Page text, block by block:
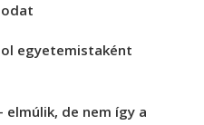
egyetemistaként
elmúlik, de nem így a